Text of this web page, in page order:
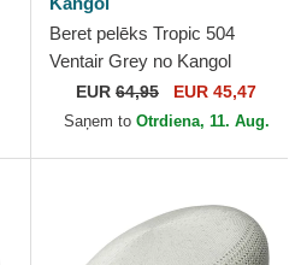
Beret pelēks Tropic 504
Ventair Grey no Kangol
EUR 64,95 EUR 45,47
Saņem to Otrdiena, 11. Aug.